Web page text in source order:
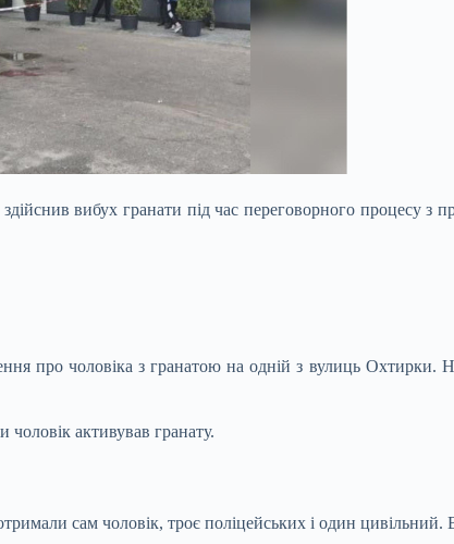
вибух гранати під час переговорного процесу з
про чоловіка з гранатою на одній з вулиць Охтирки.
чоловік активував гранату.
сам чоловік, троє поліцейських і один цивільний.